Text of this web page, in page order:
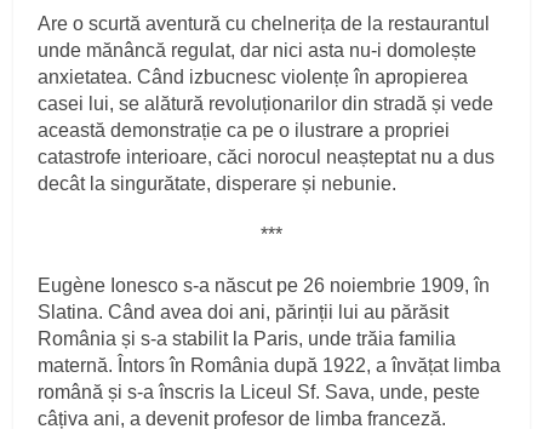
Are o scurtă aventură cu chelnerița de la restaurantul
unde mănâncă regulat, dar nici asta nu-i domolește
anxietatea. Când izbucnesc violențe în apropierea
casei lui, se alătură revoluționarilor din stradă și vede
această demonstrație ca pe o ilustrare a propriei
catastrofe interioare, căci norocul neașteptat nu a dus
decât la singurătate, disperare și nebunie.
***
Eugène Ionesco s-a născut pe 26 noiembrie 1909, în
Slatina. Când avea doi ani, părinții lui au părăsit
România și s-a stabilit la Paris, unde trăia familia
maternă. Întors în România după 1922, a învățat limba
română și s-a înscris la Liceul Sf. Sava, unde, peste
câțiva ani, a devenit profesor de limba franceză.